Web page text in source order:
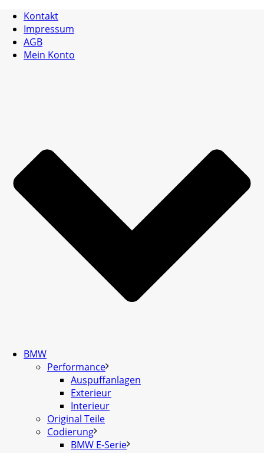
Kontakt
Impressum
AGB
Mein Konto
BMW
Performance
Auspuffanlagen
Exterieur
Interieur
Original Teile
Codierung
BMW E-Serie